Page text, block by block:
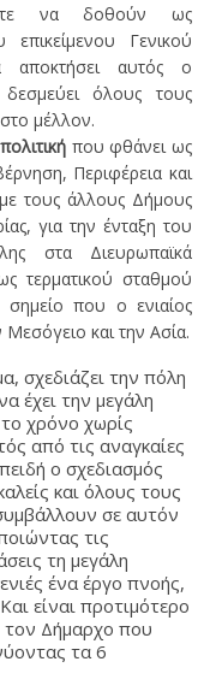
να δοθούν ως
Γενικού
αποκτήσει αυτός ο
όλους τους
μέλλον.
που φθάνει ως
Περιφέρεια και
τους άλλους Δήμους
για την ένταξη του
στα Διευρωπαϊκά
τερματικού σταθμού
που ο ενιαίος
και την Ασία.
σχεδιάζει την πόλη
έχει την μεγάλη
χρόνο χωρίς
από τις αναγκαίες
ο σχεδιασμός
και όλους τους
σε αυτόν
τις
τη μεγάλη
ένα έργο πνοής,
είναι προτιμότερο
τον Δήμαρχο που
τα 6